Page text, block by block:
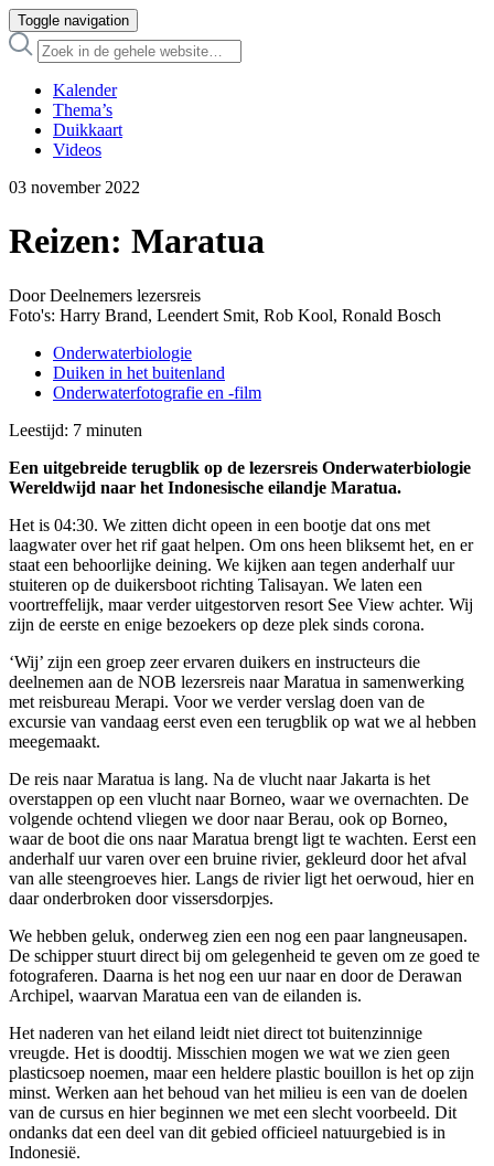
Toggle navigation
Kalender
Thema’s
Duikkaart
Videos
03 november 2022
Reizen: Maratua
Door Deelnemers lezersreis
Foto's: Harry Brand, Leendert Smit, Rob Kool, Ronald Bosch
Onderwaterbiologie
Duiken in het buitenland
Onderwaterfotografie en -film
Leestijd: 7 minuten
Een uitgebreide terugblik op de lezersreis Onderwaterbiologie
Wereldwijd naar het Indonesische eilandje Maratua.
Het is 04:30. We zitten dicht opeen in een bootje dat ons met
laagwater over het rif gaat helpen. Om ons heen bliksemt het, en er
staat een behoorlijke deining. We kijken aan tegen anderhalf uur
stuiteren op de duikersboot richting Talisayan. We laten een
voortreffelijk, maar verder uitgestorven resort See View achter. Wij
zijn de eerste en enige bezoekers op deze plek sinds corona.
‘Wij’ zijn een groep zeer ervaren duikers en instructeurs die
deelnemen aan de NOB lezersreis naar Maratua in samenwerking
met reisbureau Merapi. Voor we verder verslag doen van de
excursie van vandaag eerst even een terugblik op wat we al hebben
meegemaakt.
De reis naar Maratua is lang. Na de vlucht naar Jakarta is het
overstappen op een vlucht naar Borneo, waar we overnachten. De
volgende ochtend vliegen we door naar Berau, ook op Borneo,
waar de boot die ons naar Maratua brengt ligt te wachten. Eerst een
anderhalf uur varen over een bruine rivier, gekleurd door het afval
van alle steengroeves hier. Langs de rivier ligt het oerwoud, hier en
daar onderbroken door vissersdorpjes.
We hebben geluk, onderweg zien een nog een paar langneusapen.
De schipper stuurt direct bij om gelegenheid te geven om ze goed te
fotograferen. Daarna is het nog een uur naar en door de Derawan
Archipel, waarvan Maratua een van de eilanden is.
Het naderen van het eiland leidt niet direct tot buitenzinnige
vreugde. Het is doodtij. Misschien mogen we wat we zien geen
plasticsoep noemen, maar een heldere plastic bouillon is het op zijn
minst. Werken aan het behoud van het milieu is een van de doelen
van de cursus en hier beginnen we met een slecht voorbeeld. Dit
ondanks dat een deel van dit gebied officieel natuurgebied is in
Indonesië.